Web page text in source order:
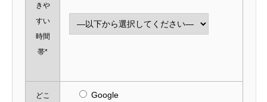
きや
すい
時間
帯*
どこ
Google